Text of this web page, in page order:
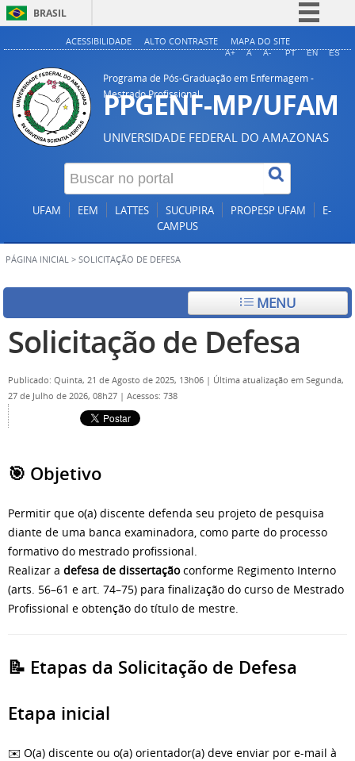
BRASIL
Simplifique!
Acesso à informação
Legislação
Canais
ACESSIBILIDADE ALTO CONTRASTE MAPA DO SITE
A+ A A- PT EN ES
Programa de Pós-Graduação em Enfermagem -
Mestrado Profissional
PPGENF-MP/UFAM
UNIVERSIDADE FEDERAL DO AMAZONAS
UFAM EEM LATTES SUCUPIRA PROPESP UFAM
E-
CAMPUS
PÁGINA INICIAL > SOLICITAÇÃO DE DEFESA
MENU
Solicitação de Defesa
Publicado: Quinta, 21 de Agosto de 2025, 13h06 | Última atualização em Segunda,
27 de Julho de 2026, 08h27 | Acessos: 738
🎯 Objetivo
Permitir que o(a) discente defenda seu projeto de pesquisa
diante de uma banca examinadora, como parte do processo
formativo do mestrado profissional.
Realizar a defesa de dissertaçãoconforme Regimento Interno
(arts. 56–61 e art. 74–75) para finalização do curso de Mestrado
Profissional e obtenção do título de mestre.
📝 Etapas da Solicitação de Defesa
Etapa inicial
✉️ O(a) discente ou o(a) orientador(a) deve enviar por e-mail à